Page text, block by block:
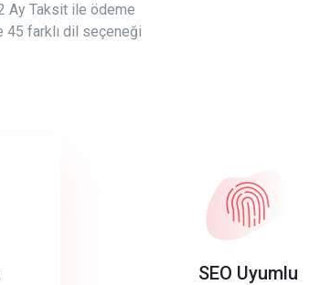
Ay Taksit ile ödeme
45 farklı dil seçeneği
SEO Uyumlu